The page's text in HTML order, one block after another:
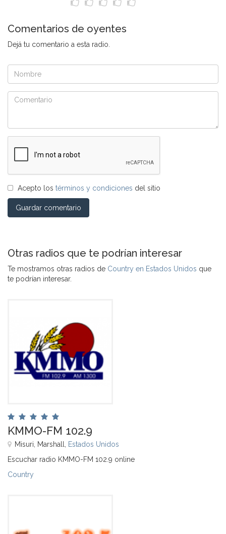
Comentarios de oyentes
Dejá tu comentario a esta radio.
Acepto los términos y condiciones del sitio
Guardar comentario
Otras radios que te podrían interesar
Te mostramos otras radios de Country en Estados Unidos que
te podrían interesar.
KMMO-FM 102.9
Misuri, Marshall, Estados Unidos
Escuchar radio KMMO-FM 102.9 online
Country